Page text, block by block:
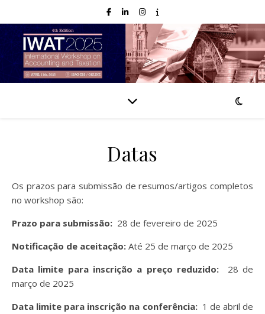
Datas
Os prazos para submissão de resumos/artigos completos
no workshop são:
Prazo para submissão: 28 de fevereiro de 2025
Notificação de aceitação: Até 25 de março de 2025
Data limite para inscrição a preço reduzido:
28 de
março de 2025
Data limite para inscrição na conferência: 1 de abril de